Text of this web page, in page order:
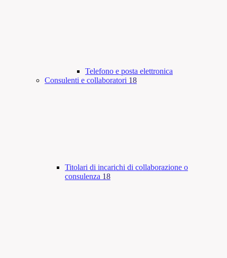
Telefono e posta elettronica
Consulenti e collaboratori 18
Titolari di incarichi di collaborazione o
consulenza 18